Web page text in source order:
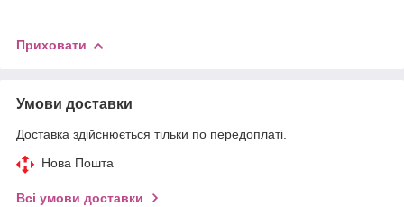
Приховати
Умови доставки
Доставка здійснюється тільки по передоплаті.
Нова Пошта
Всі умови доставки